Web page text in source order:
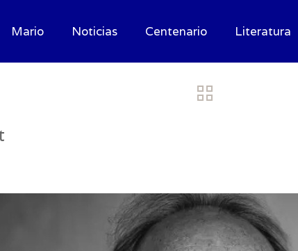
Mario Noticias Centenario Literatura